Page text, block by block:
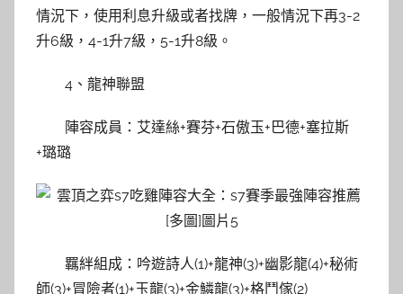
情況下，使用利息升級或者找牌，一般情況下再3-2
升6級，4-1升7級，5-1升8級。
4、龍神聯盟
陣容成員：艾達絲+賽芬+石傲玉+巴德+塞拉斯
+璐璐
羈絆組成：吟遊詩人(1)+龍神(3)+幽影龍(4)+秘術
師(3)+冒險者(1)+玉龍(3)+金鱗龍(3)+格鬥傢(2)